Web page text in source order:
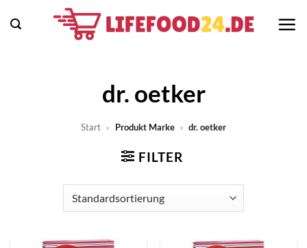
Inhalt
dr. oetker
Start » Produkt Marke » dr. oetker
FILTER